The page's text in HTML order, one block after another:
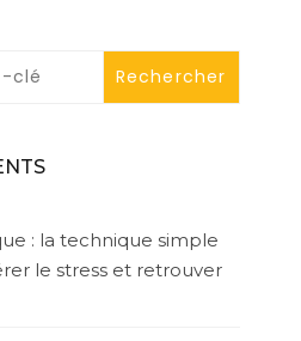
: la technique simple
le stress et retrouver